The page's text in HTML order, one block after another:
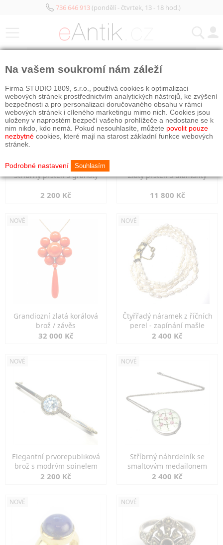
736 646 913(pondělí - čtvrtek, 13 - 18 hod.)
Stříbrný prsten s granáty
2 200 Kč
Zlatý prsten s diamanty
11 800 Kč
NOVÉ
Grandiozní zlatá korálová
brož / závěs
32 000 Kč
NOVÉ
Čtyřřadý náramek z říčních
perel - zapínání mašle
2 400 Kč
NOVÉ
Elegantní prvorepubliková
brož s modrým spinelem
2 200 Kč
NOVÉ
Stříbrný náhrdelník se
smaltovým medailonem
2 400 Kč
NOVÉ NOVÉ
Na vašem soukromí nám záleží
Firma STUDIO 1809, s.r.o., používá cookies k optimalizaci
webových stránek prostřednictvím analytických nástrojů, ke zvýšení
bezpečnosti a pro personalizaci doručovaného obsahu v rámci
webových stránek i cíleného marketingu mimo nich. Cookies jsou
uloženy v naprostém bezpečí vašeho prohlížeče a nedostane se k
nim nikdo, kdo nemá. Pokud nesouhlasíte, můžete povolit pouze
nezbytné cookies, které mají na starost základní funkce webových
stránek.
Podrobné nastavení Souhlasím